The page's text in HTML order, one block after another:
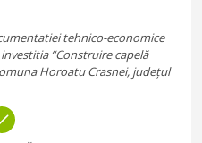
tehnico-economice
“Construire capelă
Horoatu Crasnei, județul